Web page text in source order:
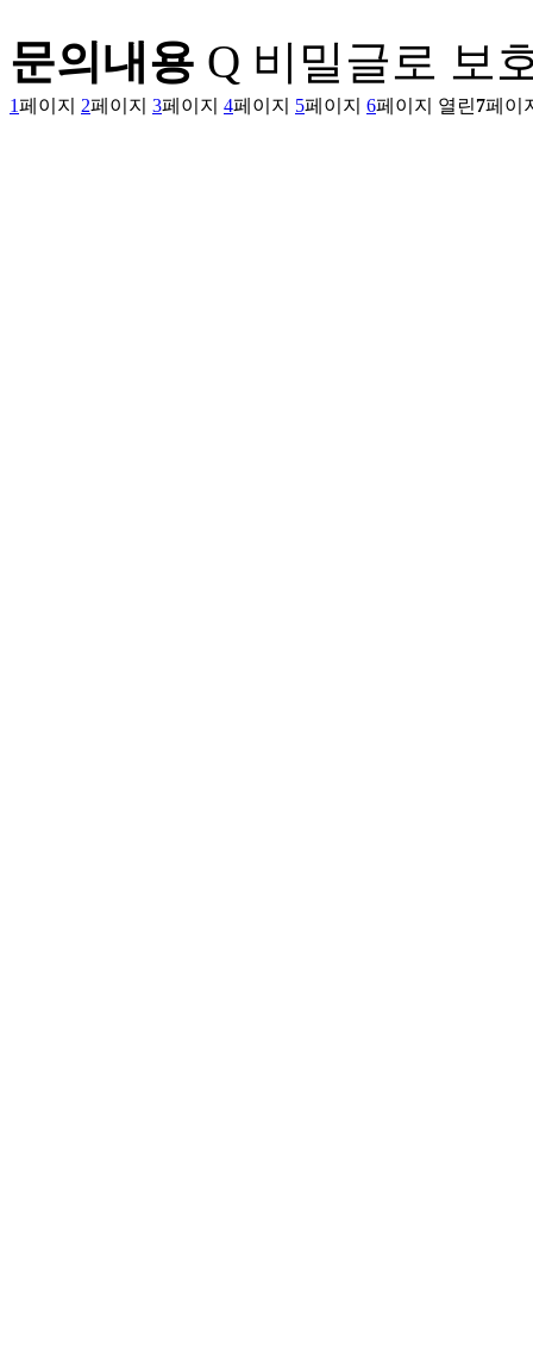
문의내용 Q 비밀글로 보
1페이지 2페이지 3페이지 4페이지 5페이지 6페이지 열린7페이